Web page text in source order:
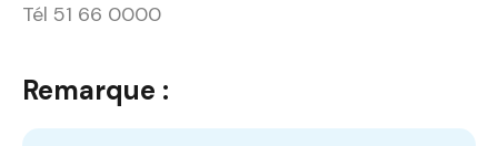
Tél 51 66 0000
Remarque :